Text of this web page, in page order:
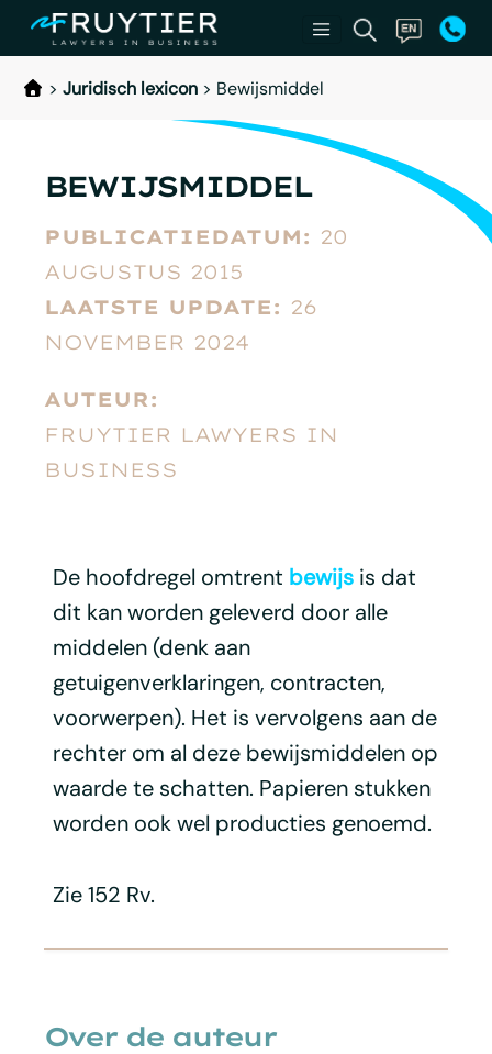
> Juridisch lexicon > Bewijsmiddel
BEWIJSMIDDEL
PUBLICATIEDATUM: 20
AUGUSTUS 2015
LAATSTE UPDATE: 26
NOVEMBER 2024
AUTEUR:
FRUYTIER LAWYERS IN
BUSINESS
De hoofdregel omtrent bewijsis dat
dit kan worden geleverd door alle
middelen (denk aan
getuigenverklaringen, contracten,
voorwerpen). Het is vervolgens aan de
rechter om al deze bewijsmiddelen op
waarde te schatten. Papieren stukken
worden ook wel producties genoemd.
Zie 152 Rv.
Over de auteur